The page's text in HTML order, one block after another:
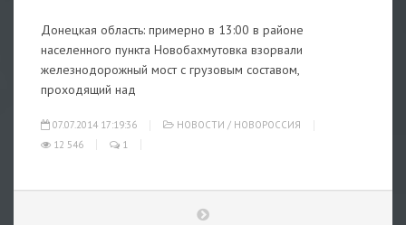
Донецкая область: примерно в 13:00 в районе
населенного пункта Новобахмутовка взорвали
железнодорожный мост с грузовым составом,
проходящий над
07.07.2014 17:19:36 НОВОСТИ / НОВОРОССИЯ
12 546
1